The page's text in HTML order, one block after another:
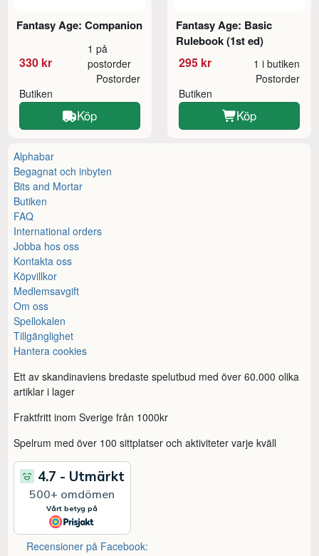
Fantasy Age: Companion
330 kr
1 på
postorder
Butiken
Postorder
Köp
Fantasy Age: Basic
Rulebook (1st ed)
295 kr 1 i butiken
Butiken
Postorder
Köp
Alphabar
Begagnat och inbyten
Bits and Mortar
Butiken
FAQ
International orders
Jobba hos oss
Kontakta oss
Köpvillkor
Medlemsavgift
Om oss
Spellokalen
Tillgänglighet
Hantera cookies
Ett av skandinaviens bredaste spelutbud med över 60.000 olika
artiklar i lager
Fraktfritt inom Sverige från 1000kr
Spelrum med över 100 sittplatser och aktiviteter varje kväll
Recensioner på Facebook: